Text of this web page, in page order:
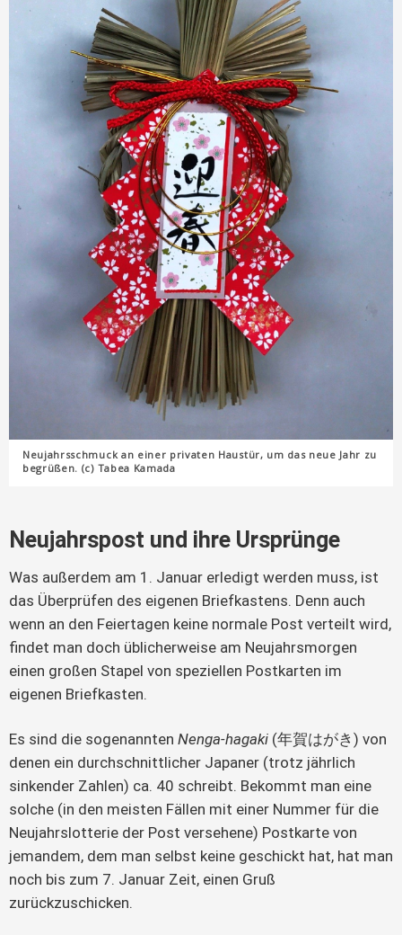
Neujahrsschmuck an einer privaten Haustür, um das neue Jahr zu
begrüßen. (c) Tabea Kamada
Neujahrspost und ihre Ursprünge
Was außerdem am 1. Januar erledigt werden muss, ist
das Überprüfen des eigenen Briefkastens. Denn auch
wenn an den Feiertagen keine normale Post verteilt wird,
findet man doch üblicherweise am Neujahrsmorgen
einen großen Stapel von speziellen Postkarten im
eigenen Briefkasten.
Es sind die sogenannten Nenga-hagaki (年賀はがき) von
denen ein durchschnittlicher Japaner (trotz jährlich
sinkender Zahlen) ca. 40 schreibt. Bekommt man eine
solche (in den meisten Fällen mit einer Nummer für die
Neujahrslotterie der Post versehene) Postkarte von
jemandem, dem man selbst keine geschickt hat, hat man
noch bis zum 7. Januar Zeit, einen Gruß
zurückzuschicken.